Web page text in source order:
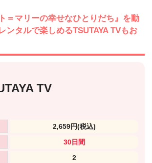
＝マリーの幸せなひとりだち』を動
ンタルで楽しめるTSUTAYA TVもお
TV
2,659円(税込)
30日間
2